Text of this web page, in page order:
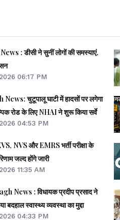
: डीसी ने सुनीं लोगों की समस्याएं,
06:17 PM
चुटूपालू घाटी में हादसों पर लगेगा
रोड के लिए NHAI ने शुरू किया सर्वे
04:53 PM
जल्द होंगे जारी
11:35 AM
News : विधायक प्रदीप प्रसाद ने
बदहाल स्वास्थ्य व्यवस्था का मुद्दा
04:33 PM